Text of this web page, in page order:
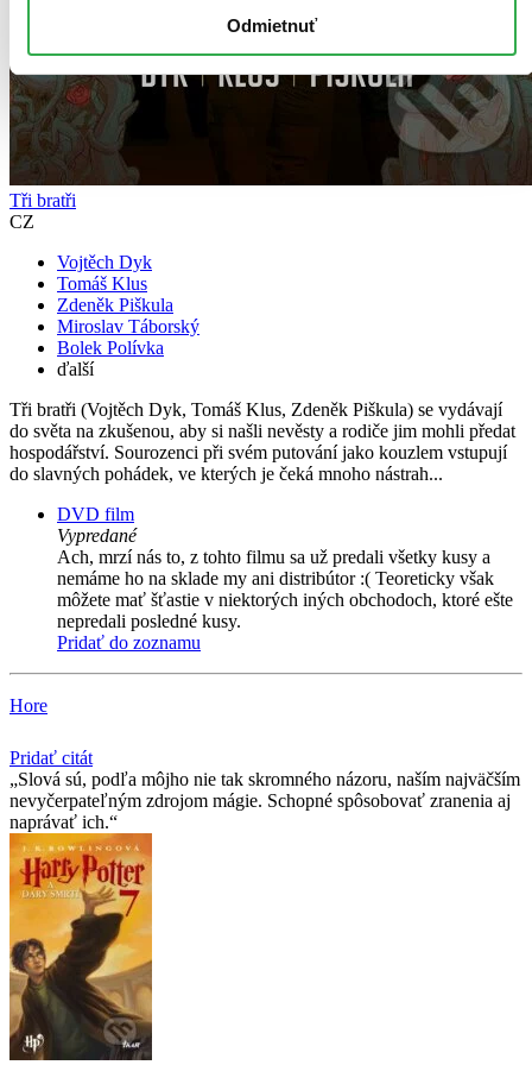
Odmietnuť
Tři bratři
CZ
Vojtěch Dyk
Tomáš Klus
Zdeněk Piškula
Miroslav Táborský
Bolek Polívka
ďalší
Tři bratři (Vojtěch Dyk, Tomáš Klus, Zdeněk Piškula) se vydávají
do světa na zkušenou, aby si našli nevěsty a rodiče jim mohli předat
hospodářství. Sourozenci při svém putování jako kouzlem vstupují
do slavných pohádek, ve kterých je čeká mnoho nástrah...
DVD film
Vypredané
Ach, mrzí nás to, z tohto filmu sa už predali všetky kusy a
nemáme ho na sklade my ani distribútor :( Teoreticky však
môžete mať šťastie v niektorých iných obchodoch, ktoré ešte
nepredali posledné kusy.
Pridať do zoznamu
Hore
Pridať citát
Slová sú, podľa môjho nie tak skromného názoru, naším najväčším
nevyčerpateľným zdrojom mágie. Schopné spôsobovať zranenia aj
naprávať ich.